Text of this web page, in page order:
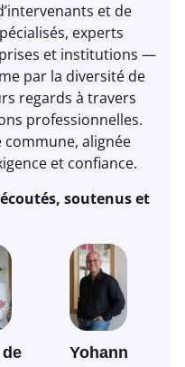
et de
experts
et institutions —
par la diversité de
regards à travers
professionnelles.
alignée
et confiance.
soutenus et
Yohann